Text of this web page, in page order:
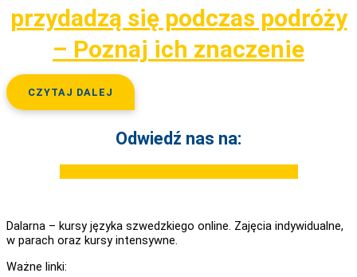
przydadzą się podczas podróży
– Poznaj ich znaczenie
CZYTAJ DALEJ
Odwiedź nas na:
Dalarna – kursy języka szwedzkiego online. Zajęcia indywidualne,
w parach oraz kursy intensywne.
Ważne linki: